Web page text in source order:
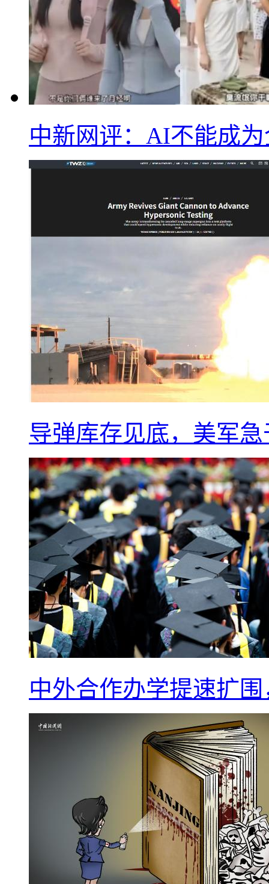
中新网评：AI不能成
导弹库存见底，美军
中外合作办学提速扩